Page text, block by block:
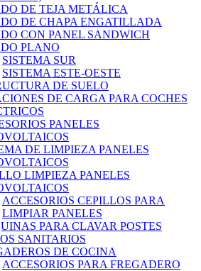
DE TEJA METÁLICA
DE CHAPA ENGATILLADA
CON PANEL SANDWICH
PLANO
SISTEMA SUR
SISTEMA ESTE-OESTE
DE SUELO
DE CARGA PARA COCHES
PANELES
DE LIMPIEZA PANELES
LIMPIEZA PANELES
ACCESORIOS CEPILLOS PARA
LIMPIAR PANELES
PARA CLAVAR POSTES
SANITARIOS
DE COCINA
ACCESORIOS PARA FREGADERO